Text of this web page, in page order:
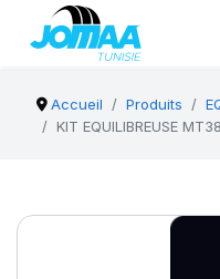
Accueil Produits
KIT EQUILIBREUSE